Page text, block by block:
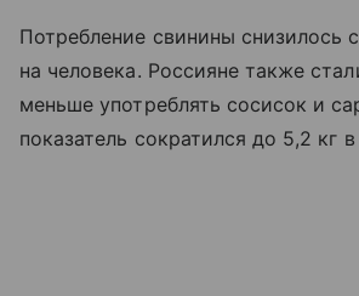
Потребление свинины снизилось с
на человека. Россияне также
меньше употреблять сосисок и
показатель сократился до 5,2 кг в